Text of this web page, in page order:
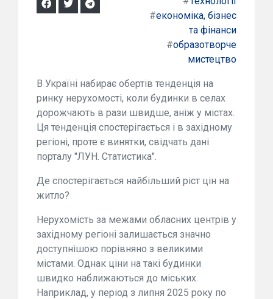
#економіка, бізнес
та фінанси
#образотворче
мистецтво
В Україні набирає обертів тенденція на
ринку нерухомості, коли будинки в селах
дорожчають в рази швидше, аніж у містах.
Ця тенденція спостерігається і в західному
регіоні, проте є винятки, свідчать дані
порталу "ЛУН. Статистика".
Де спостерігається найбільший ріст цін на
житло?
Нерухомість за межами обласних центрів у
західному регіоні залишається значно
доступнішою порівняно з великими
містами. Однак ціни на такі будинки
швидко наближаються до міських.
Наприклад, у період з липня 2025 року по